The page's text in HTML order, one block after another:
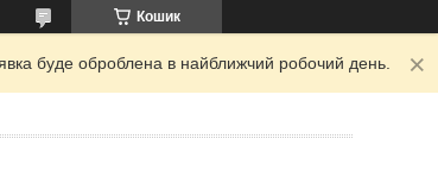
Кошик
буде оброблена в найближчий робочий день.